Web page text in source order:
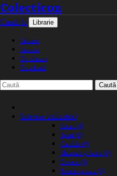
Colecticon
Caută în Librarie
Librarie
Interese
De vânzare
De schimb
Caută
Interese utilizatori
Jocuri (0)
Sport (0)
Cinefilie (0)
Minerale și fosile (0)
Diverse (0)
Reviste și ziare (0)